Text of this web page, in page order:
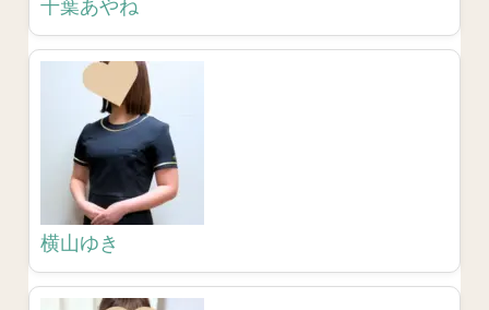
千葉あやね
横山ゆき